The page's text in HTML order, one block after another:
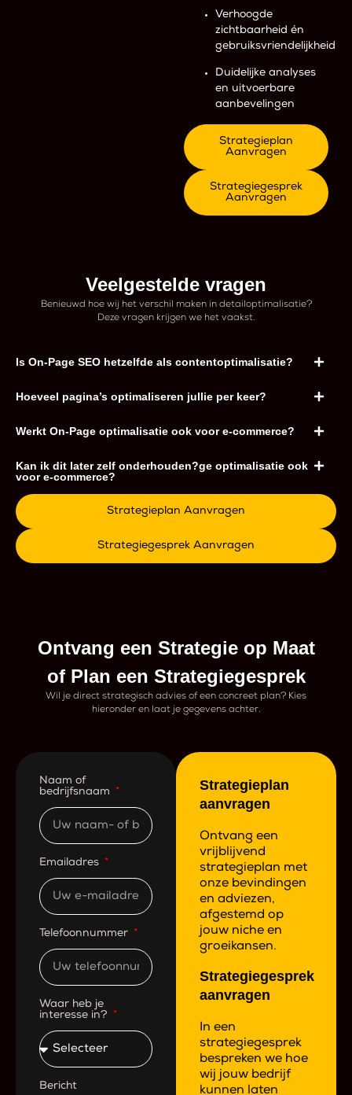
Verhoogde
zichtbaarheid én
gebruiksvriendelijkheid
Duidelijke analyses
en uitvoerbare
aanbevelingen
Strategieplan
Aanvragen
Strategiegesprek
Aanvragen
Veelgestelde vragen
Benieuwd hoe wij het verschil maken in detailoptimalisatie?
Deze vragen krijgen we het vaakst.
Is On-Page SEO hetzelfde als contentoptimalisatie?
Hoeveel pagina’s optimaliseren jullie per keer?
Werkt On-Page optimalisatie ook voor e-commerce?
Kan ik dit later zelf onderhouden?ge optimalisatie ook
voor e-commerce?
Strategieplan Aanvragen
Strategiegesprek Aanvragen
Ontvang een Strategie op Maat
of Plan een Strategiegesprek
Wil je direct strategisch advies of een concreet plan? Kies
hieronder en laat je gegevens achter.
Naam of
bedrijfsnaam
Emailadres
Telefoonnummer
Waar heb je
interesse in?
Bericht
Strategieplan
aanvragen
Ontvang een
vrijblijvend
strategieplan met
onze bevindingen
en adviezen,
afgestemd op
jouw niche en
groeikansen.
Strategiegesprek
aanvragen
In een
strategiegesprek
bespreken we hoe
wij jouw bedrijf
kunnen laten